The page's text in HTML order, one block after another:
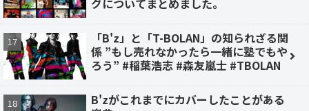
グについてまとめました。
「B'z」と「T-BOLAN」の知られざる関
係 ”もし売れなかったら一緒に塾でもや
ろう” #稲葉浩志 #森友嵐士 #TBOLAN
B'zがこれまでにカバーしたことがある